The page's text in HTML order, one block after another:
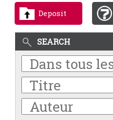
Deposit
SEARCH